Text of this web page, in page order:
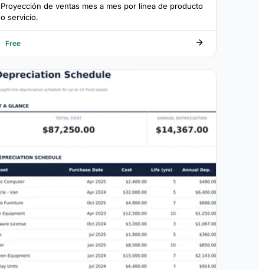
Proyección de ventas mes a mes por línea de producto
o servicio.
Free